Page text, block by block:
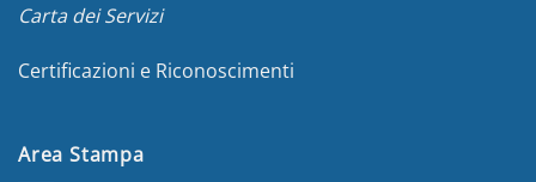
Carta dei Servizi
Certificazioni e Riconoscimenti
Area Stampa